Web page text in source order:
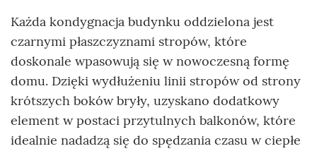
Każda kondygnacja budynku oddzielona jest
czarnymi płaszczyznami stropów, które
doskonale wpasowują się w nowoczesną formę
domu. Dzięki wydłużeniu linii stropów od strony
krótszych boków bryły, uzyskano dodatkowy
element w postaci przytulnych balkonów, które
idealnie nadadzą się do spędzania czasu w ciepłe